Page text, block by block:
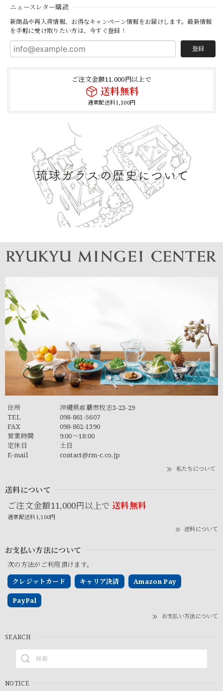
ニュースレター購読
新商品や再入荷情報、お得なキャンペーン情報をお届けします。最新情報
を手軽に受け取りたい方は、今すぐ登録！
登録
ご注文金額11,000円以上で
送料無料
通常配送料1,100円
住所
沖縄県那覇市牧志3-23-29
TEL
098-861-5607
FAX
098-862-1390
営業時間
9:00～18:00
定休日
土日
E-mail
contact@rm-c.co.jp
私たちについて
送料について
ご注文金額11,000円以上で 送料無料
通常配送料1,100円
送料について
お支払い方法について
次の方法がご利用頂けます。
クレジットカード
キャリア決済 Amazon Pay
PayPal
お支払い方法について
SEARCH
NOTICE